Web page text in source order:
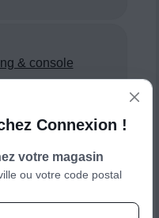
& console
Connexion !
votre magasin
ou votre code postal